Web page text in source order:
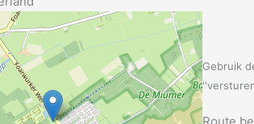
Gebruik